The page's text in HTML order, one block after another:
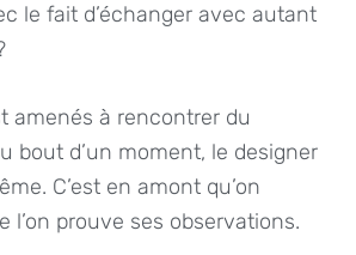
le fait d’échanger avec autant
amenés à rencontrer du
bout d’un moment, le designer
C’est en amont qu’on
l’on prouve ses observations.